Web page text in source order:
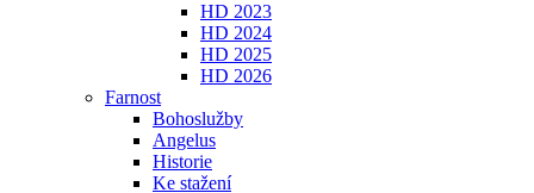
HD 2023
HD 2024
HD 2025
HD 2026
Farnost
Bohoslužby
Angelus
Historie
Ke stažení